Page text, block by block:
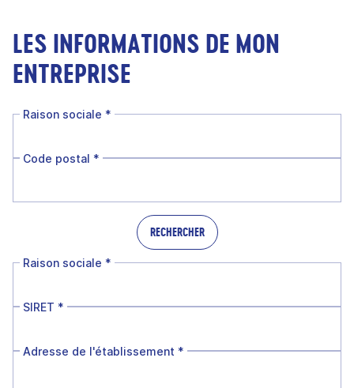
LES INFORMATIONS DE MON
ENTREPRISE
Raison sociale *
Code postal *
RECHERCHER
Raison sociale *
SIRET *
Adresse de l'établissement *